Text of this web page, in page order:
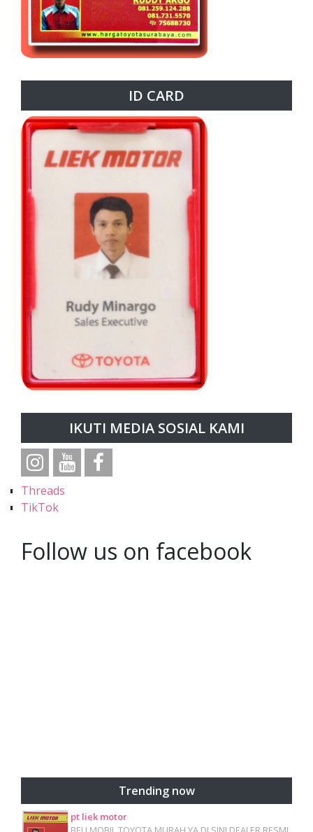
ID CARD
IKUTI MEDIA SOSIAL KAMI
Threads
TikTok
Follow us on facebook
Trending now
pt liek motor